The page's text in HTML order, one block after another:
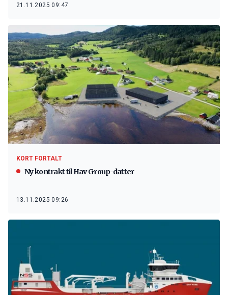
21.11.2025 09:47
KORT FORTALT
Ny kontrakt til Hav Group-datter
13.11.2025 09:26